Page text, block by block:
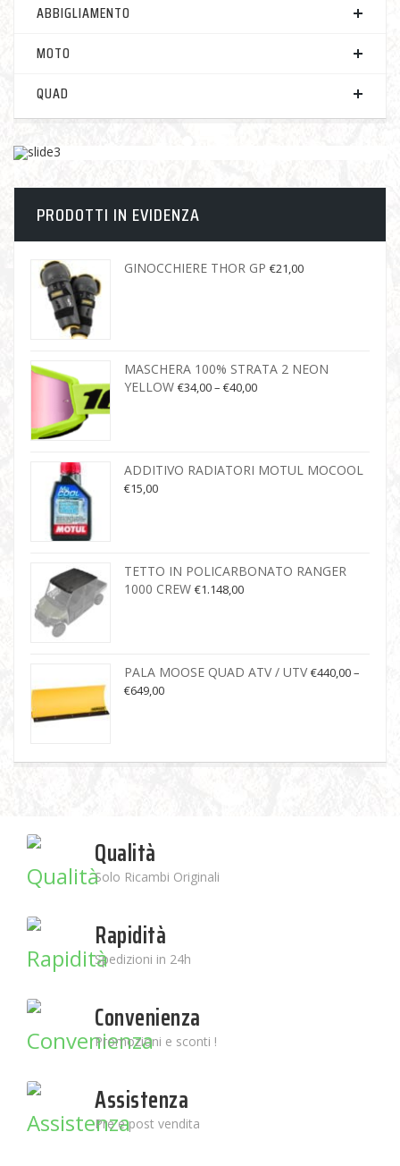
ABBIGLIAMENTO
MOTO
QUAD
PRODOTTI IN EVIDENZA
GINOCCHIERE THOR GP €21,00
MASCHERA 100% STRATA 2 NEON
YELLOW €34,00– €40,00
ADDITIVO RADIATORI MOTUL MOCOOL
€15,00
TETTO IN POLICARBONATO RANGER
1000 CREW €1.148,00
PALA MOOSE QUAD ATV / UTV €440,00–
€649,00
Qualità
Solo Ricambi Originali
Rapidità
Spedizioni in 24h
Convenienza
Promozioni e sconti !
Assistenza
Pre e post vendita